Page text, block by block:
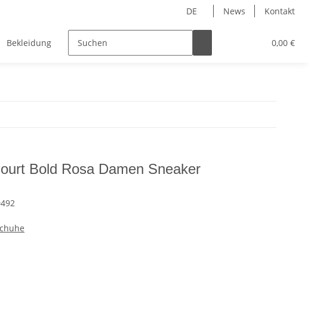
DE News Kontakt
0,00 €
Bekleidung Accessoires
Bold Rosa Damen Sneaker